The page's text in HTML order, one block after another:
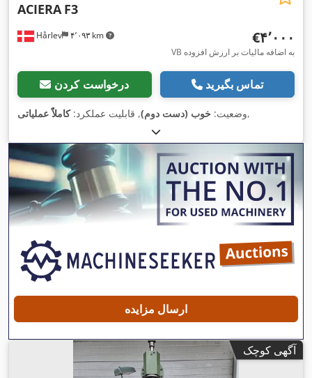
Hårlev ۴٬۰۹۳ km
ACIERA F3
‎€۴٬۰۰۰
VB به اضافه مالیات بر ارزش افزوده
درخواست کردن تماس بگیرید
وضعیت: خوب (دست دوم), قابلیت عملکرد:کاملاً عملیاتی ,
ارسال مزایده
آگهی کوچک